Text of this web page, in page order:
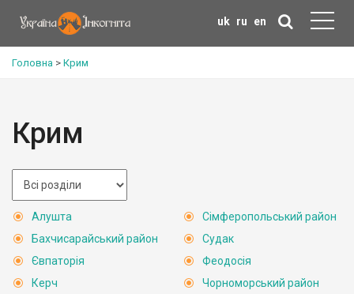
uk ru en
Головна > Крим
Крим
Алушта
Бахчисарайський район
Євпаторія
Керч
Сімферопольський район
Судак
Феодосія
Чорноморський район